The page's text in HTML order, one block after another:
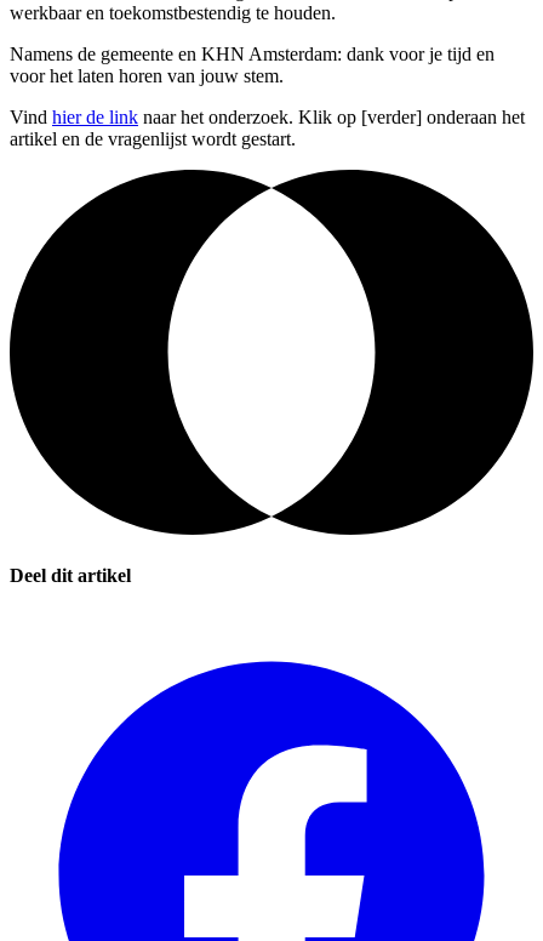
werkbaar en toekomstbestendig te houden.
Namens de gemeente en KHN Amsterdam: dank voor je tijd en
voor het laten horen van jouw stem.
Vind hier de link naar het onderzoek. Klik op [verder] onderaan het
artikel en de vragenlijst wordt gestart.
Deel dit artikel